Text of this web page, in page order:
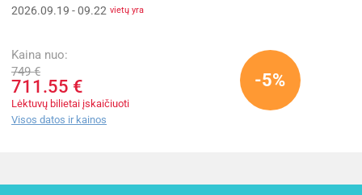
2026.09.19 - 09.22 vietų yra
Kaina nuo:
749 €
711.55 €
Lėktuvų bilietai įskaičiuoti
-5%
Visos datos ir kainos